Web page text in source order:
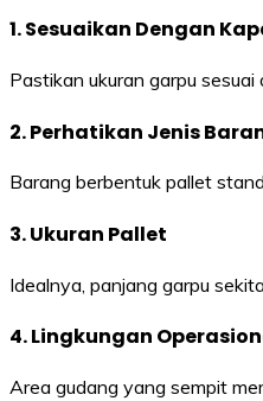
1. Sesuaikan Dengan
Pastikan ukuran garpu
2. Perhatikan Jenis
Barang berbentuk pallet
3. Ukuran Pallet
Idealnya, panjang garpu
4. Lingkungan
Area gudang yang sempit